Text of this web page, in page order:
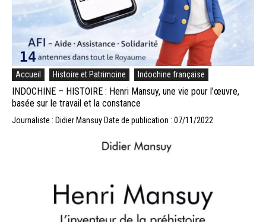
Accueil Histoire et Patrimoine Indochine française
INDOCHINE – HISTOIRE : Henri Mansuy, une vie pour l’œuvre,
basée sur le travail et la constance
Journaliste : Didier Mansuy Date de publication : 07/11/2022